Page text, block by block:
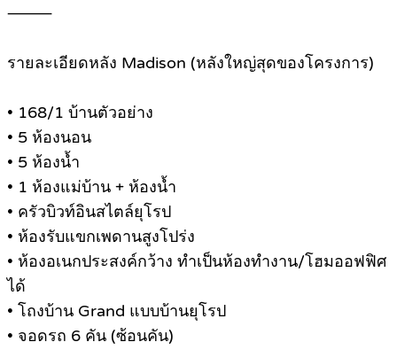
⸻
รายละเอียดหลัง Madison (หลังใหญ่สุดของโครงการ)
• 168/1 บ้านตัวอย่าง
• 5 ห้องนอน
• 5 ห้องน้ำ
• 1 ห้องแม่บ้าน + ห้องน้ำ
• ครัวบิวท์อินสไตล์ยุโรป
• ห้องรับแขกเพดานสูงโปร่ง
• ห้องอเนกประสงค์กว้าง ทำเป็นห้องทำงาน/โฮมออฟฟิศ
ได้
• โถงบ้าน Grand แบบบ้านยุโรป
• จอดรถ 6 คัน (ซ้อนคัน)